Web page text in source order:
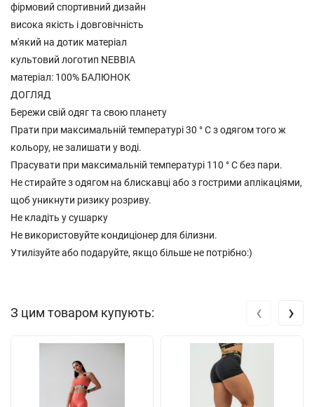
фірмовий спортивний дизайн
висока якість і довговічність
м'який на дотик матеріал
культовий логотип NEBBIA
матеріал: 100% БАЛЮНОК
ДОГЛЯД
Бережи свій одяг та свою планету
Прати при максимальній температурі 30 ° C з одягом того ж
кольору, не залишати у воді.
Прасувати при максимальній температурі 110 ° C без пари.
Не стирайте з одягом на блискавці або з гострими аплікаціями,
щоб уникнути ризику розриву.
Не кладіть у сушарку
Не використовуйте кондиціонер для білизни.
Утилізуйте або подаруйте, якщо більше не потрібно:)
З цим товаром купують: ‹ ›